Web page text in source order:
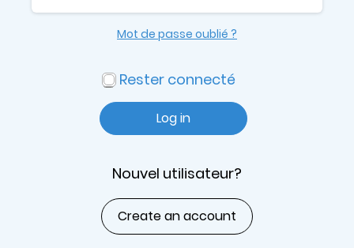
Rester connecté
Log in
Mot de passe oublié ?
Nouvel utilisateur?
Create an account